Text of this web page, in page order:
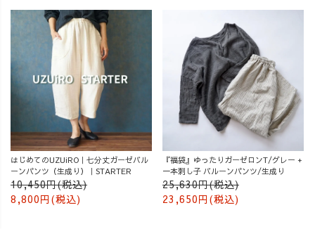
はじめてのUZUiRO｜七分丈ガーゼバル
ーンパンツ（生成り）｜STARTER
10,450円(税込)
8,800円(税込)
『福袋』ゆったりガーゼロンT/グレー +
一本刺し子 バルーンパンツ/生成り
25,630円(税込)
23,650円(税込)